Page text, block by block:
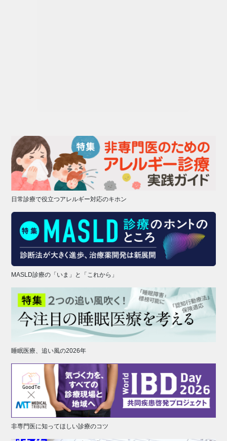
日常診療で役立つアレルギー対応のキホン
MASLD診療の「いま」と「これから」
睡眠医療、追い風の2026年
非専門医に知ってほしい診療のコツ